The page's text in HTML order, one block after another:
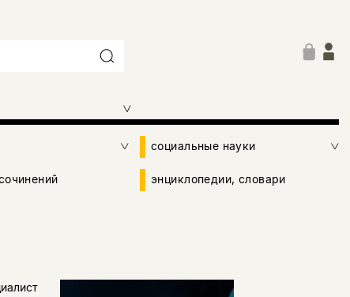
социальные науки
энциклопедии, словари